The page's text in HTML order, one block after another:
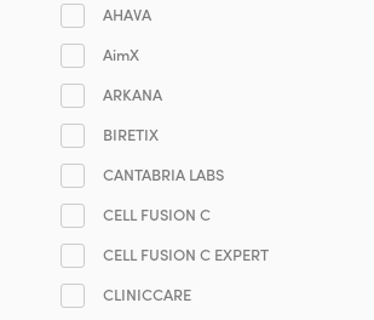
AHAVA
AimX
ARKANA
BIRETIX
CANTABRIA LABS
CELL FUSION C
CELL FUSION C EXPERT
CLINICCARE